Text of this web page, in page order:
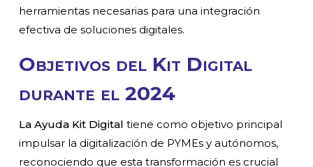
herramientas necesarias para una integración
efectiva de soluciones digitales.
Objetivos del Kit Digital
durante el 2024
La Ayuda Kit Digitaltiene como objetivo principal
impulsar la digitalización de PYMEs y autónomos,
reconociendo que esta transformación es crucial